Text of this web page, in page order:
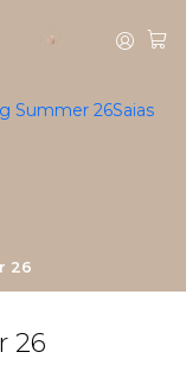
Summer 26Saias
26
26